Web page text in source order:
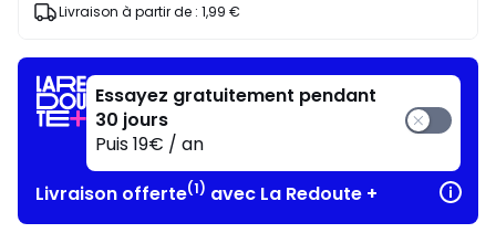
J'en
Livraison à partir de : 1,99 €
Essayez gratuitement pendant
30 jours
Puis 19€ / an
Livraison offerte(1) avec La Redoute +